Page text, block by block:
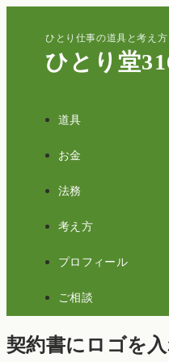
ひとり仕事の道具と考え方
ひとり堂
道具
お金
法務
考え方
プロフィール
ご相談
契約書にロゴを